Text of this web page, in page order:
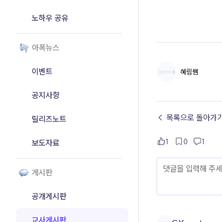
노하우 공유
아폭뉴스
이벤트
공지사항
릴리즈노트
보도자료
게시판
공개게시판
교사게시판
혜림쌤
← 목록으로 돌아가
1 0 1